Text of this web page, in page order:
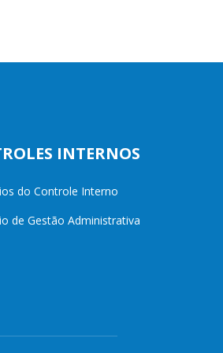
INTERNOS
do Controle Interno
de Gestão Administrativa